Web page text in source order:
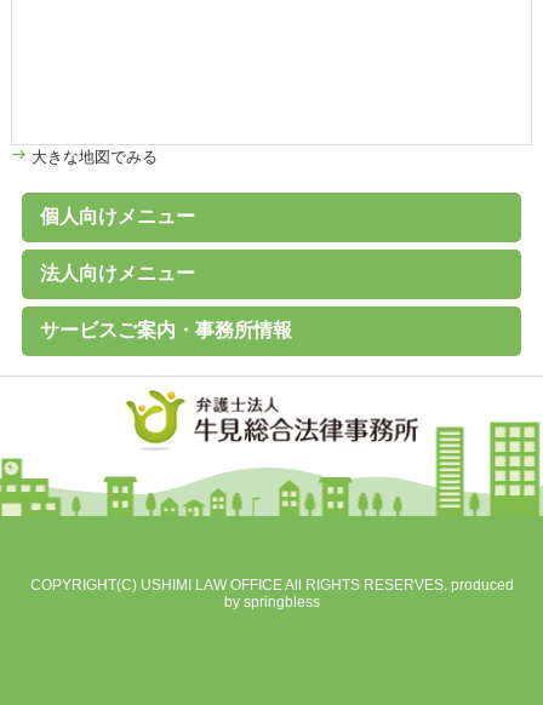
大きな地図でみる
個人向けメニュー
個人のお客様へ
家計診断・ライフプランアドバイス
債務整理（任意整理、個人再生、破産、過払い金の取戻し）
離婚その他家族の問題
高齢者の財産管理（後見、保佐、補助など）
遺言書作成、遺産分割、相続税対策
交通事故、その他各種事故
労働問題
（未払賃金、不当解雇、労災など）
その他の民事事件
刑事事件 （刑事弁護、被害者支援、告訴）
B型肝炎給付金
C型肝炎給付金
石綿（アスベスト）賠償金
破産に関するQ&A
過払い金に関するQ&A
離婚に関するQ&A
交通事故に関するQ&A
法人向けメニュー
法人のお客様へ
経営・法律顧問サービス
従業員支援プログラム（ＥＡＰ）
経営相談、経営計画作成サポートなど
会社設立、株主総会、代表訴訟、その他会社法務一般
売掛金等の与信管理・債権回収
契約書の作成・チェック
人事労務（就業規則、賃金、解雇など）
訴訟・紛争・クレーム
Ｍ＆Ａ・各種提携、事業承継
事業再生・倒産（民事再生、破産、特別清算）
サービスご案内・事務所情報
事務所案内
基本理念
初回相談（平日）無料
費用見積り無料
料金一覧
よくあるご質問
お客様の声
メールマガジン無料登録
講演・セミナー実績
対応エリア
採用情報
地図
個人情報保護方針
COPYRIGHT(C) USHIMI LAW OFFICE All RIGHTS RESERVES. produced
by springbless